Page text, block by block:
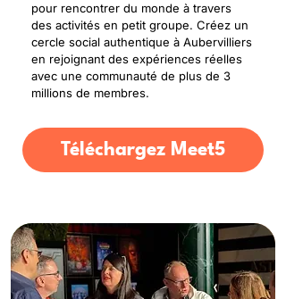
pour rencontrer du monde à travers
des activités en petit groupe. Créez un
cercle social authentique à Aubervilliers
en rejoignant des expériences réelles
avec une communauté de plus de 3
millions de membres.
Téléchargez Meet5